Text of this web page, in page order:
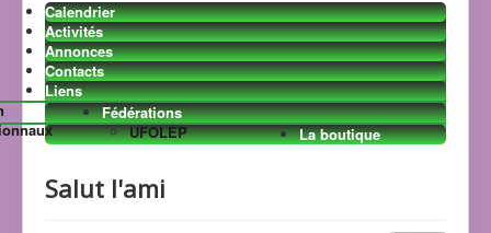
La vie du club
Les news
Randonnées
hebdomadaires
VTT club
Les Images
Calendrier
Activités
Annonces
Contacts
Liens
Fédérations
UFOLEP
La boutique
Salut l'ami